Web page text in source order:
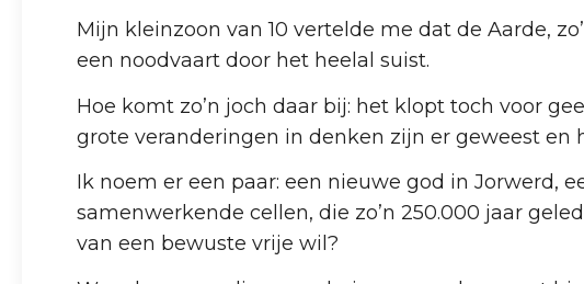
Mijn kleinzoon van 10 vertelde me dat de Aarde,
een noodvaart door het heelal suist.
Hoe komt zo’n joch daar bij: het klopt toch voor
grote veranderingen in denken zijn er geweest
Ik noem er een paar: een nieuwe god in Jorwerd,
samenwerkende cellen, die zo’n 250.000 jaar
van een bewuste vrije wil?